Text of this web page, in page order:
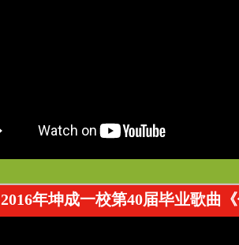
2016年坤成一校第40届毕业歌曲《